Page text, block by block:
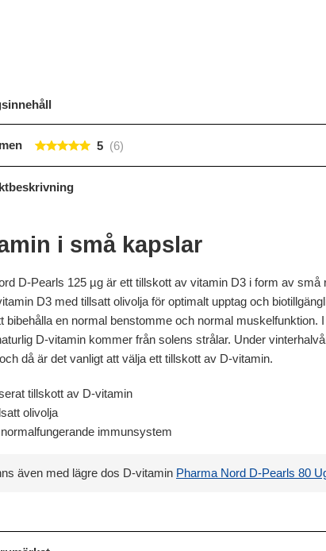
5
i små kapslar
D-Pearls 125 µg är ett tillskott av vitamin D3 i form av
D3 med tillsatt olivolja för optimalt upptag och
bibehålla en normal benstomme och normal
D-vitamin kommer från solens strålar. Under
då är det vanligt att välja ett tillskott av D-vitamin.
tillskott av D-vitamin
olivolja
immunsystem
även med lägre dos D-vitamin Pharma Nord D-Pearls 80